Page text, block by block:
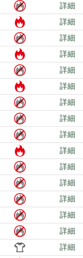
詳細
詳細
詳細
詳細
詳細
詳細
詳細
詳細
詳細
詳細
詳細
詳細
詳細
詳細
詳細
詳細